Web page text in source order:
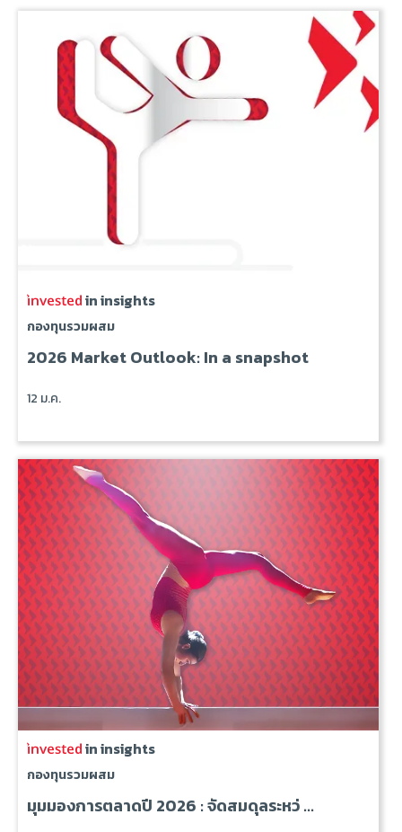
in insights
กองทุนรวมผสม
2026 Market Outlook: In a snapshot
12 ม.ค.
in insights
กองทุนรวมผสม
มุมมองการตลาดปี 2026 : จัดสมดุลระหว่ ...